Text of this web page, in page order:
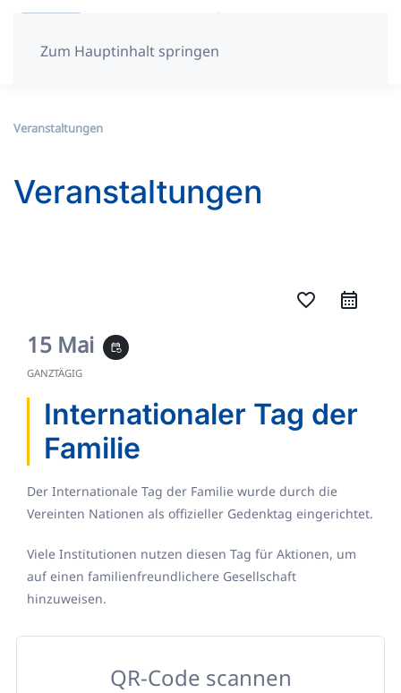
Zum Hauptinhalt springen
Veranstaltungen
Veranstaltungen
favorite_border
15 Mai event_repeat
GANZTÄGIG
Internationaler Tag der
Familie
Der Internationale Tag der Familie wurde durch die
Vereinten Nationen als offizieller Gedenktag eingerichtet.
Viele Institutionen nutzen diesen Tag für Aktionen, um
auf einen familienfreundlichere Gesellschaft
hinzuweisen.
QR-Code scannen